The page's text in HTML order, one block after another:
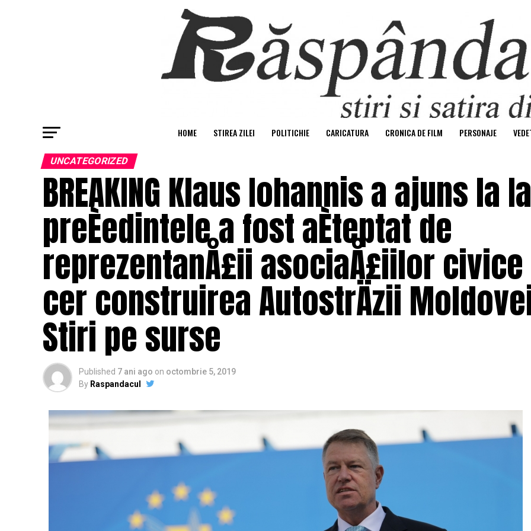
HOME STIREA ZILEI POLITICHIE CARICATURA CRONICA DE FILM PERSONAJE
UNCATEGORIZED
BREAKING Klaus Iohannis a ajuns la
preÈedintele a fost aÈteptat de
reprezentanÅ£ii asociaÅ£iilor
cer construirea AutostrÄzii
Stiri pe surse
Published 7 ani ago on octombrie 5, 2019
By Raspandacul